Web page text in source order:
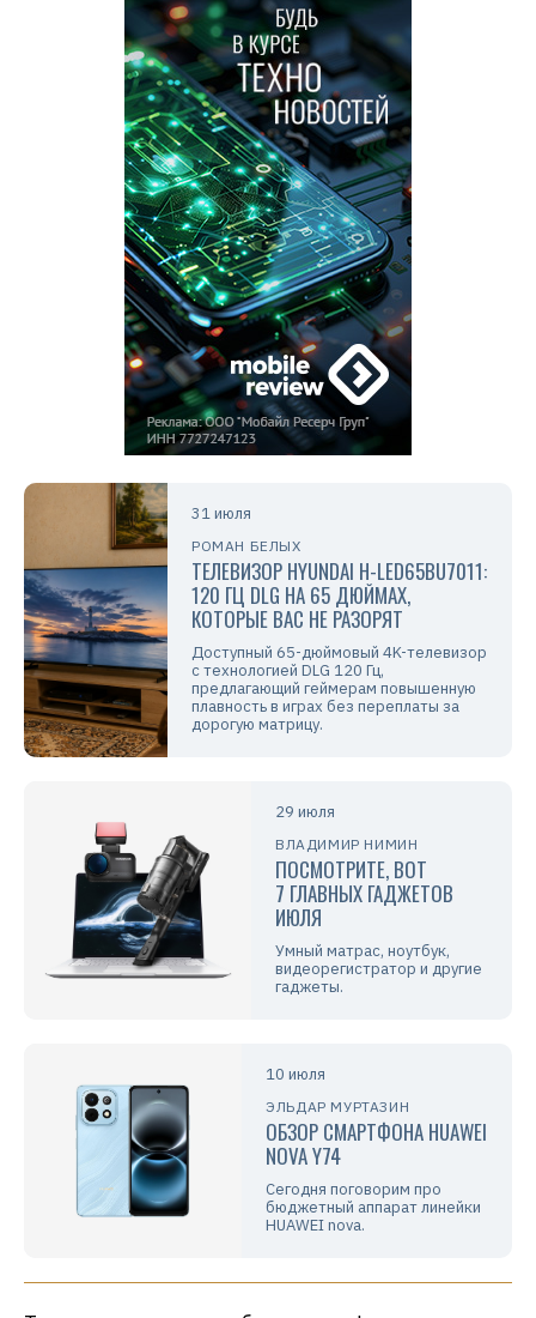
31 июля
РОМАН БЕЛЫХ
ТЕЛЕВИЗОР HYUNDAI H-LED65BU7011:
120 ГЦ DLG НА 65 ДЮЙМАХ,
КОТОРЫЕ ВАС НЕ РАЗОРЯТ
Доступный 65-дюймовый 4K-телевизор
с технологией DLG 120 Гц,
предлагающий геймерам повышенную
плавность в играх без переплаты за
дорогую матрицу.
29 июля
ВЛАДИМИР НИМИН
ПОСМОТРИТЕ, ВОТ
7 ГЛАВНЫХ ГАДЖЕТОВ
ИЮЛЯ
Умный матрас, ноутбук,
видеорегистратор и другие
гаджеты.
10 июля
ЭЛЬДАР МУРТАЗИН
ОБЗОР СМАРТФОНА HUAWEI
NOVA Y74
Сегодня поговорим про
бюджетный аппарат линейки
HUAWEI nova.